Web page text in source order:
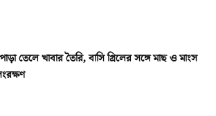
তেলে খাবার তৈরি, বাসি গ্রিলের সঙ্গে মাছ ও মাংস